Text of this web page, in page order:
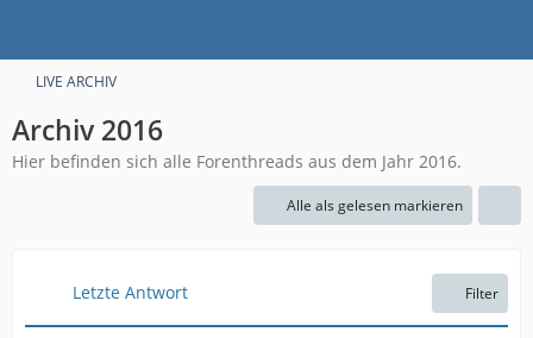
LIVE ARCHIV
Archiv 2016
Hier befinden sich alle Forenthreads aus dem Jahr 2016.
Alle als gelesen markieren
Letzte Antwort Filter